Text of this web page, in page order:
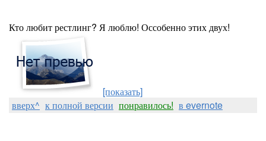
Кто любит рестлинг? Я люблю! Оссобенно этих двух!
[показать]
вверх^ к полной версии понравилось! в evernote